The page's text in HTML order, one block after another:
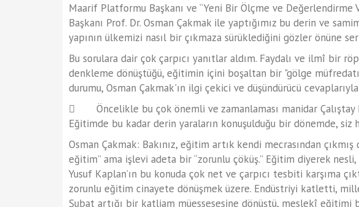
Maarif Platformu Başkanı ve “Yeni Bir Ölçme ve Değerlendirme
Başkanı Prof. Dr. Osman Çakmak ile yaptığımız bu derin ve
yapının ülkemizi nasıl bir çıkmaza sürüklediğini gözler önüne
Bu sorulara dair çok çarpıcı yanıtlar aldım. Faydalı ve ilmî bir
denkleme dönüştüğü, eğitimin içini boşaltan bir "gölge
durumu, Osman Çakmak'ın ilgi çekici ve düşündürücü
 Öncelikle bu çok önemli ve zamanlaması manidar Çalıştay
Eğitimde bu kadar derin yaraların konuşulduğu bir dönemde, siz
Osman Çakmak: Bakınız, eğitim artık kendi mecrasından
eğitim” ama işlevi adeta bir “zorunlu çöküş.” Eğitim diyerek
Yusuf Kaplan’ın bu konuda çok net ve çarpıcı tesbiti karşıma
zorunlu eğitim cinayete dönüşmek üzere. Endüstriyi katletti,
Şubat artığı bir katliam müessesesine dönüştü, meslekî eğitimi